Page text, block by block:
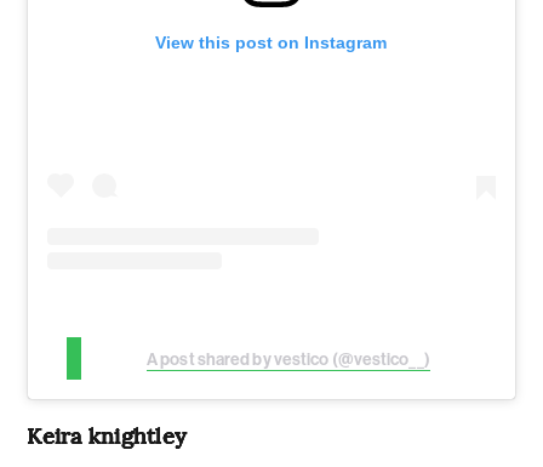
View this post on Instagram
A post shared by vestico (@vestico__)
Keira knightley